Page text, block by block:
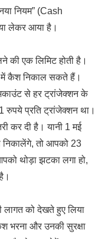
नियम” (Cash
लेकर आया है।
की एक लिमिट होती है।
में कैश निकाल सकते हैं।
से हर ट्रांजेक्शन के
रुपये प्रति ट्रांजेक्शन था।
कर दी है। यानी 1 मई
निकालेंगे, तो आपको 23
थोड़ा झटका लगा हो,
को देखते हुए लिया
भरना और उनकी सुरक्षा